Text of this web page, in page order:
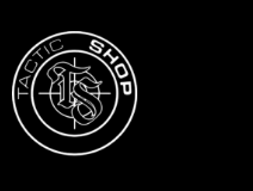
contenu